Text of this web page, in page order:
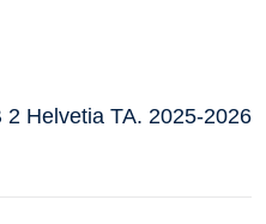
Helvetia TA. 2025-2026